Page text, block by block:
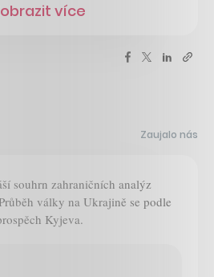
více
Zaujalo nás
souhrn zahraničních analýz
války na Ukrajině se podle
Kyjeva.